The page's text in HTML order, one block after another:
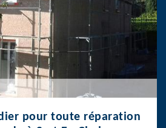
pour toute réparation